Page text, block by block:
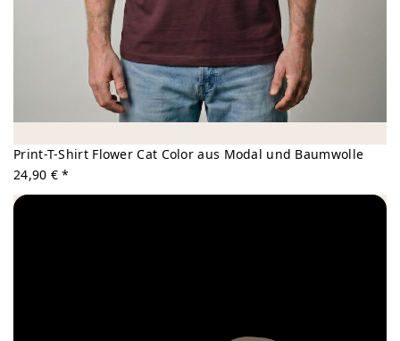
Print-T-Shirt Flower Cat Color aus Modal und Baumwolle
24,90 € *